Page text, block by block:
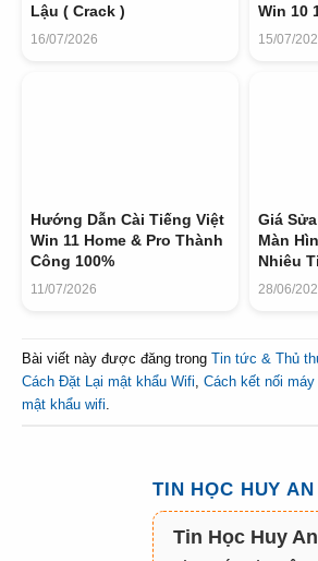
Lậu ( Crack )
16/07/2026
Win 10
15/07/
Hướng Dẫn Cài Tiếng Việt
Win 11 Home & Pro Thành
Công 100%
11/07/2026
Giá
Màn
Nhiêu
28/06/
Bài viết này được đăng trong Tin tức & Thủ
Cách Đặt Lại mật khẩu Wifi Cách kết nối
mật khẩu wifi
TIN HỌC HUY
Tin Học Huy